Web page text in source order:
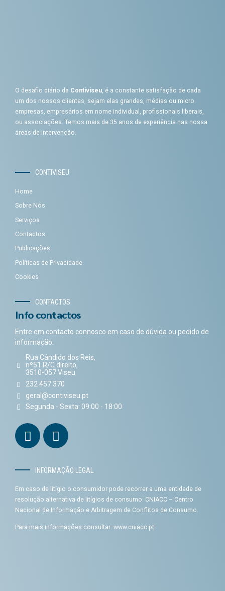
O desafio diário da Contiviseu, é a constante satisfação de cada
um dos nossos clientes, sejam elas grandes, médias ou micro
empresas, empresários em nome individual, profissionais liberais,
ou associações. Temos mais de 35 anos de experiência nas nossa
áreas de intervenção.
CONTIVISEU
Home
Sobre Nós
Serviços
Contactos
Publicações
Políticas de Privacidade
Cookies
CONTACTOS
Info contactos
Entre em contacto connosco em caso de dúvida ou pedido de
informação.
Rua Cândido dos Reis,
nº51 R/C direito,
3510-057 Viseu
232 457 370
geral@contiviseu.pt
Segunda - Sexta: 09:00 - 18:00
INFORMAÇÃO LEGAL
Em caso de litígio o consumidor pode recorrer a uma entidade de
resolução alternativa de litígios de consumo: CNIACC – Centro
Nacional de Informação e Arbitragem de Conflitos de Consumo.
Para mais informações consultar: www.cniacc.pt